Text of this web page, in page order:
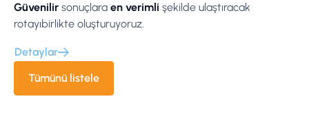
Güvenilir sonuçlara en verimli şekilde ulaştıracak
rotayıbirlikte oluşturuyoruz.
Detaylar
Tümünü listele